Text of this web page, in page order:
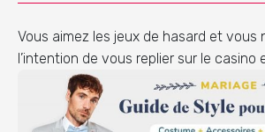
Vous aimez les jeux de hasard et vous
l’intention de vous replier sur le casino